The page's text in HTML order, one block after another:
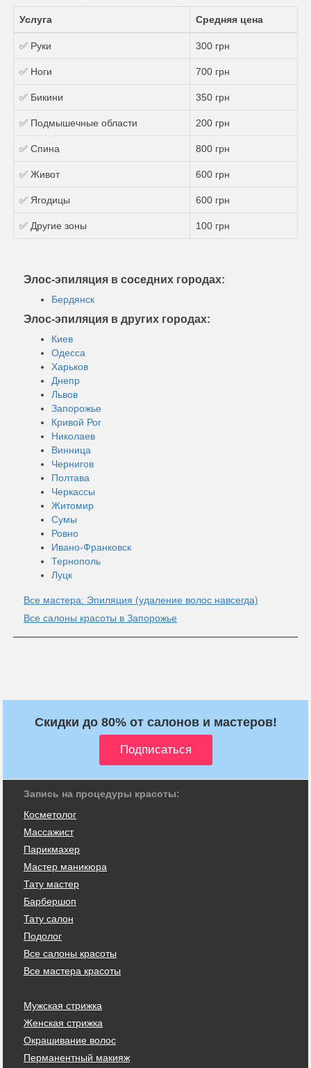
Услуга Средняя цена
✅ Руки 300 грн
✅ Ноги 700 грн
✅ Бикини 350 грн
✅ Подмышечные области 200 грн
✅ Спина 800 грн
✅ Живот 600 грн
✅ Ягодицы 600 грн
✅ Другие зоны 100 грн
Элос-эпиляция в соседних городах:
Бердянск
Элос-эпиляция в других городах:
Киев
Одесса
Харьков
Днепр
Львов
Запорожье
Кривой Рог
Николаев
Винница
Чернигов
Полтава
Черкассы
Житомир
Сумы
Ровно
Ивано-Франковск
Тернополь
Луцк
Все мастера: Эпиляция (удаление волос навсегда)
Все салоны красоты в Запорожье
Скидки до 80% от салонов и мастеров!
Запись на процедуры красоты:
Косметолог
Массажист
Парикмахер
Мастер маникюра
Тату мастер
Барбершоп
Тату салон
Подолог
Все салоны красоты
Все мастера красоты
Мужская стрижка
Женская стрижка
Окрашивание волос
Перманентный макияж